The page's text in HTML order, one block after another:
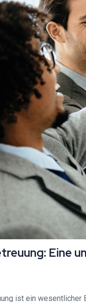
Eine
ist ein